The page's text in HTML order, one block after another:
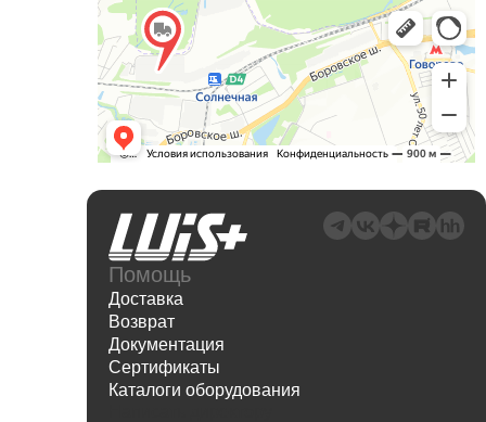
Помощь
Доставка
Возврат
Документация
Сертификаты
Каталоги оборудования